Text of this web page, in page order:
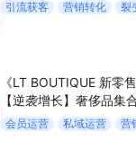
新零售内参
引流获客 营销转化 裂
《LT BOUTIQUE 新零
【逆袭增长】奢侈品集
购率拉升到52.19%！
会员运营 私域运营 营